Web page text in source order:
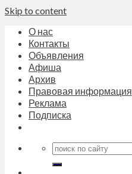
Skip to content
О нас
Контакты
Объявления
Афиша
Архив
Правовая информация
Реклама
Подписка